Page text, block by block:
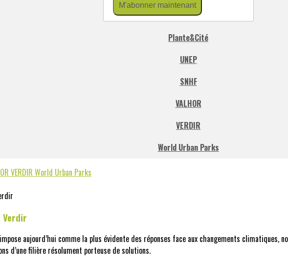
CNVVF
Plante&Cité
UNEP
SNHF
VALHOR
VERDIR
World Urban Parks
VERDIR World Urban Parks
Verdir
aujourd’hui comme la plus évidente des réponses face aux changements climatiques,
d’une filière résolument porteuse de solutions.
M'abonner maintenant